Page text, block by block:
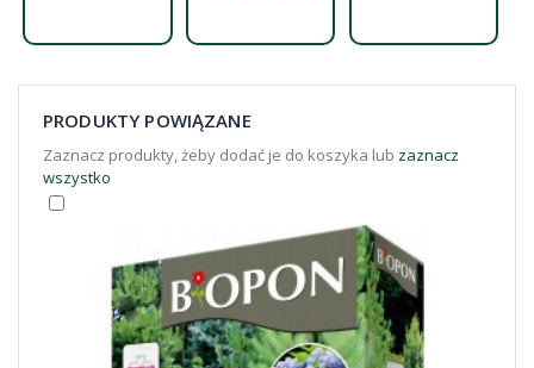
PRODUKTY POWIĄZANE
Zaznacz produkty, żeby dodać je do koszyka lub zaznacz
wszystko